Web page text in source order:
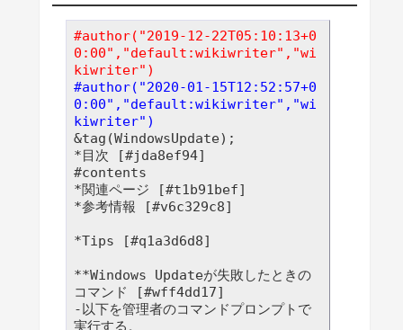
#author("2019-12-22T05:10:13+0
0:00","default:wikiwriter","wi
kiwriter")
#author("2020-01-15T12:52:57+0
0:00","default:wikiwriter","wi
kiwriter")
&tag(WindowsUpdate);
*目次 [#jda8ef94]
#contents
*関連ページ [#t1b91bef]
*参考情報 [#v6c329c8]
*Tips [#q1a3d6d8]
**Windows Updateが失敗したときの
コマンド [#wff4dd17]
-以下を管理者のコマンドプロンプトで
実行する。